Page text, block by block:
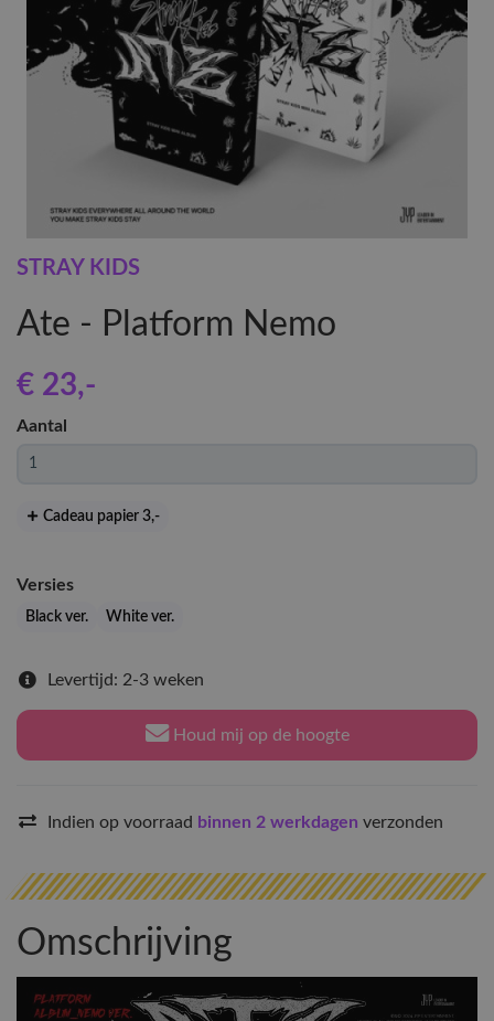
STRAY KIDS
Ate - Platform Nemo
€ 23,-
Aantal
Cadeau papier 3,-
Versies
Black ver. White ver.
Levertijd: 2-3 weken
Houd mij op de hoogte
Indien op voorraad binnen 2 werkdagen verzonden
Omschrijving